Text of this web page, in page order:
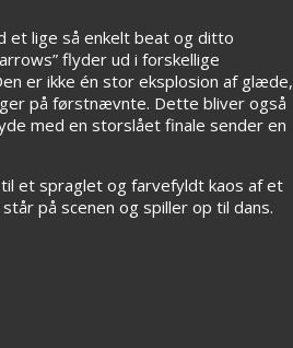
et lige så enkelt beat og ditto
flyder ud i forskellige
er ikke én stor eksplosion af glæde,
på førstnævnte. Dette bliver også
med en storslået finale sender en
et spraglet og farvefyldt kaos af et
på scenen og spiller op til dans.